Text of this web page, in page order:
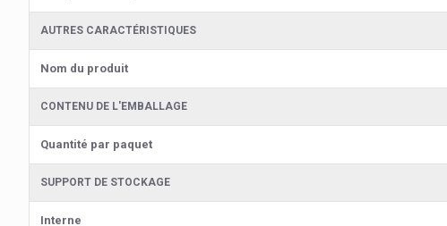
AUTRES CARACTÉRISTIQUES
Nom du produit
CONTENU DE L'EMBALLAGE
Quantité par paquet
SUPPORT DE STOCKAGE
Interne